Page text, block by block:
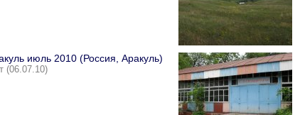
июль 2010 (Россия, Аракуль)
(06.07.10)